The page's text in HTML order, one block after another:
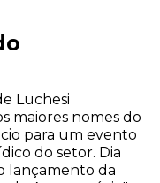
Luchesi
maiores nomes do
para um evento
do setor. Dia
lançamento da